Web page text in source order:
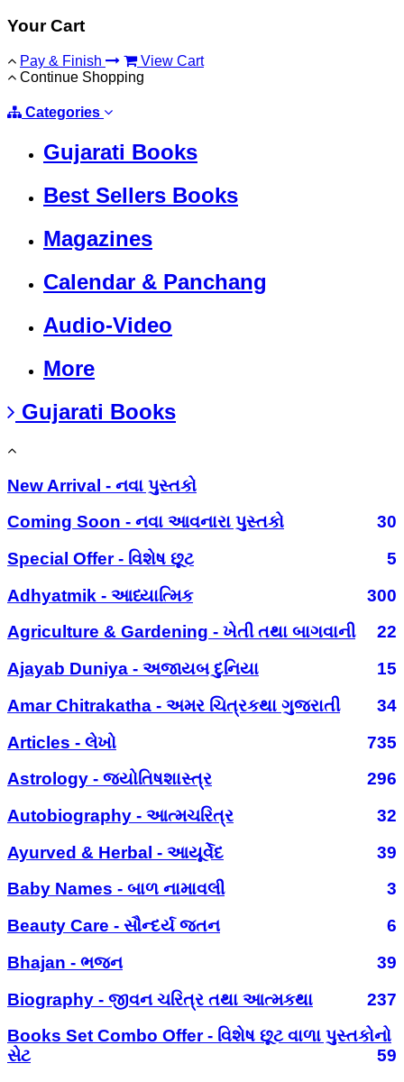
Your Cart
Pay & Finish
View Cart
Continue Shopping
Categories
Gujarati Books
Best Sellers Books
Magazines
Calendar & Panchang
Audio-Video
More
Gujarati Books
New Arrival - નવા પુસ્તકો
Coming Soon - નવા આવનારા પુસ્તકો
30
Special Offer - વિશેષ છૂટ
5
Adhyatmik - આધ્યાત્મિક
300
Agriculture & Gardening - ખેતી તથા બાગવાની
22
Ajayab Duniya - અજાયબ દુનિયા
15
Amar Chitrakatha - અમર ચિત્રકથા ગુજરાતી
34
Articles - લેખો
735
Astrology - જ્યોતિષશાસ્ત્ર
296
Autobiography - આત્મચરિત્ર
32
Ayurved & Herbal - આયૂર્વેદ
39
Baby Names - બાળ નામાવલી
3
Beauty Care - સૌન્દર્ય જતન
6
Bhajan - ભજન
39
Biography - જીવન ચરિત્ર તથા આત્મકથા
237
Books Set Combo Offer - વિશેષ છૂટ વાળા પુસ્તકોનો
સેટ
59